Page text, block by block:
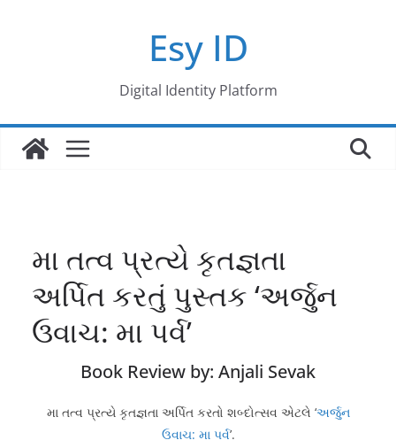
Esy ID
Digital Identity Platform
મા તત્વ પ્રત્યે કૃતજ્ઞતા
અર્પિત કરતું પુસ્તક ‘અર્જુન
ઉવાચ: મા પર્વ’
Book Review by: Anjali Sevak
મા તત્વ પ્રત્યે કૃતજ્ઞતા અર્પિત કરતો શબ્દોત્સવ એટલે ‘અર્જુન
ઉવાચ: મા પર્વ’.